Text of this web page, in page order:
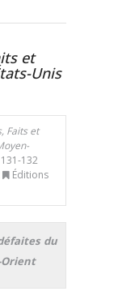
et
Unis
Faits et
132
Éditions
du
Orient